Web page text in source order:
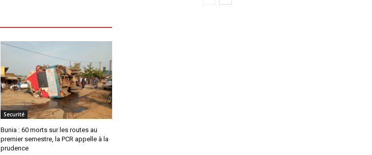
Securité
Bunia : 60 morts sur les routes au
premier semestre, la PCR appelle à la
prudence